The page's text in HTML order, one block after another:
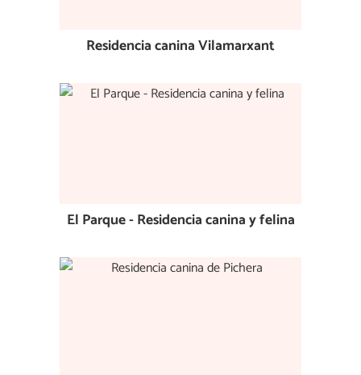
Residencia canina Vilamarxant
El Parque - Residencia canina y felina